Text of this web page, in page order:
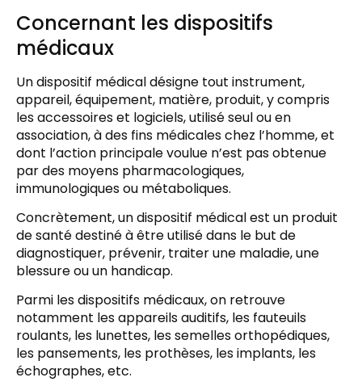
Concernant les dispositifs
médicaux
Un dispositif médical désigne tout instrument,
appareil, équipement, matière, produit, y compris
les accessoires et logiciels, utilisé seul ou en
association, à des fins médicales chez l’homme, et
dont l’action principale voulue n’est pas obtenue
par des moyens pharmacologiques,
immunologiques ou métaboliques.
Concrètement, un dispositif médical est un produit
de santé destiné à être utilisé dans le but de
diagnostiquer, prévenir, traiter une maladie, une
blessure ou un handicap.
Parmi les dispositifs médicaux, on retrouve
notamment les appareils auditifs, les fauteuils
roulants, les lunettes, les semelles orthopédiques,
les pansements, les prothèses, les implants, les
échographes, etc.